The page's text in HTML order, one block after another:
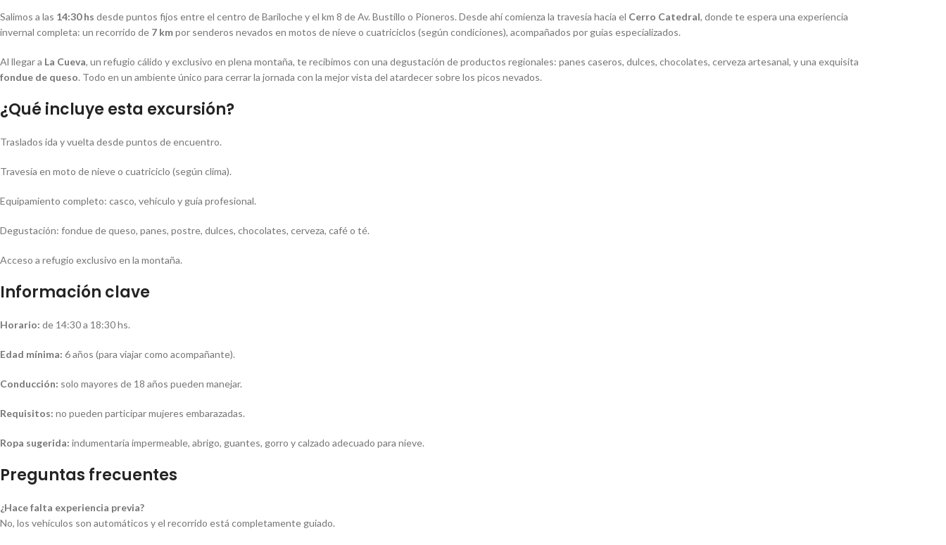
Salimos a las 14:30 hs desde puntos fijos entre el centro de Bariloche y el km 8 de Av. Bustillo o Pioneros. Desde ahí comienza la travesía hacia el Cerro Catedral, donde te espera una experiencia
invernal completa: un recorrido de 7 kmpor senderos nevados en motos de nieve o cuatriciclos (según condiciones), acompañados por guías especializados.
Al llegar a La Cueva, un refugio cálido y exclusivo en plena montaña, te recibimos con una degustación de productos regionales: panes caseros, dulces, chocolates, cerveza artesanal, y una exquisita
fondue de queso. Todo en un ambiente único para cerrar la jornada con la mejor vista del atardecer sobre los picos nevados.
¿Qué incluye esta excursión?
Traslados ida y vuelta desde puntos de encuentro.
Travesía en moto de nieve o cuatriciclo (según clima).
Equipamiento completo: casco, vehículo y guía profesional.
Degustación: fondue de queso, panes, postre, dulces, chocolates, cerveza, café o té.
Acceso a refugio exclusivo en la montaña.
Información clave
Horario: de 14:30 a 18:30 hs.
Edad mínima: 6 años (para viajar como acompañante).
Conducción: solo mayores de 18 años pueden manejar.
Requisitos: no pueden participar mujeres embarazadas.
Ropa sugerida: indumentaria impermeable, abrigo, guantes, gorro y calzado adecuado para nieve.
Preguntas frecuentes
¿Hace falta experiencia previa?
No, los vehículos son automáticos y el recorrido está completamente guiado.